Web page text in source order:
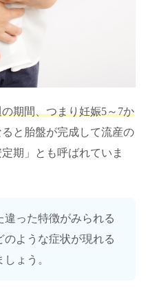
の期間、つまり妊娠5～7か
と胎盤が完成して流産の
期」とも呼ばれていま
違った特徴がみられる
のような症状が現れる
ょう。